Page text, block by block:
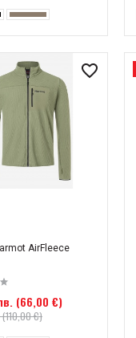
AirFleece
(66,00 €)
(110,00 €)